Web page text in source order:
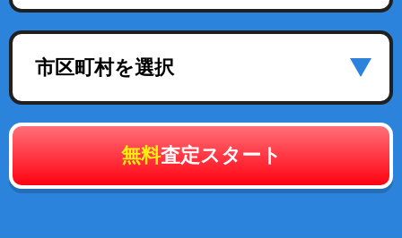
市区町村を選択
無料査定スタート